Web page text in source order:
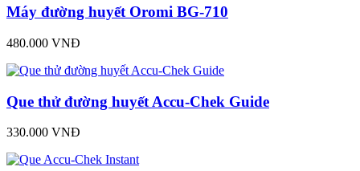
Máy đường huyết Oromi BG-710
480.000 VNĐ
Que thử đường huyết Accu-Chek Guide
330.000 VNĐ